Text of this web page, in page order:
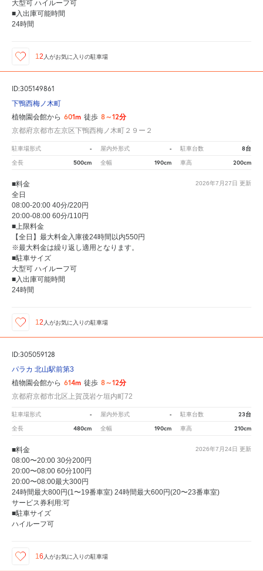
大型可 ハイルーフ可
■入出庫可能時間
24時間
12 人がお気に入りの駐車場
ID:305149861
下鴨西梅ノ木町
植物園会館から 601m 徒歩 8～12分
京都府京都市左京区下鴨西梅ノ木町２９ー２
駐車場形式 - 屋内外形式 - 駐車台数 8台
全長 500cm 全幅 190cm 車高 200cm
2026年7月27日 更新
■料金
全日
08:00-20:00 40分/220円
20:00-08:00 60分/110円
■上限料金
【全日】最大料金入庫後24時間以内550円
※最大料金は繰り返し適用となります。
■駐車サイズ
大型可 ハイルーフ可
■入出庫可能時間
24時間
12 人がお気に入りの駐車場
ID:305059128
パラカ 北山駅前第3
植物園会館から 614m 徒歩 8～12分
京都府京都市北区上賀茂岩ケ垣内町72
駐車場形式 - 屋内外形式 - 駐車台数 23台
全長 480cm 全幅 190cm 車高 210cm
2026年7月24日 更新
■料金
08:00〜20:00 30分200円
20:00〜08:00 60分100円
20:00〜08:00最大300円
24時間最大800円(1〜19番車室) 24時間最大600円(20〜23番車室)
サービス券利用:可
■駐車サイズ
ハイルーフ可
16 人がお気に入りの駐車場